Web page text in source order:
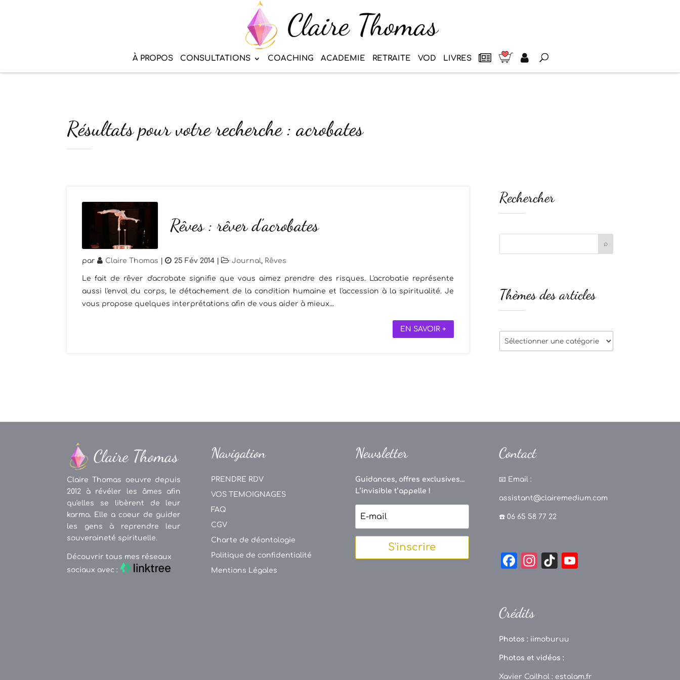
À PROPOS CONSULTATIONS COACHING ACADEMIE RETRAITE VOD LIVRES
Résultats pour votre recherche : acrobates
Rêves : rêver d’acrobates
par Claire Thomas 25 Fév 2014 Journal, Rêves
Le fait de rêver d'acrobate signifie que vous aimez prendre des risques. L'acrobatie représente
aussi l'envol du corps, le détachement de la condition humaine et l'accession à la spiritualité. Je
vous propose quelques interprétations afin de vous aider à mieux...
EN SAVOIR +
Rechercher
Thèmes des articles
Thèmes
des
Claire Thomas oeuvre depuis
2012 à révéler les âmes afin
qu'elles se libèrent de leur
karma. Elle a coeur de guider
les gens à reprendre leur
souveraineté spirituelle.
Découvrir tous mes réseaux
sociaux avec :
Navigation
PRENDRE RDV
VOS TEMOIGNAGES
FAQ
CGV
Charte de déontologie
Politique de confidentialité
Mentions Légales
Newsletter
Guidances, offres exclusives...
L’invisible t’appelle !
S'inscrire
Contact
📧 Email :
assistant@clairemedium.com
☎️ 06 65 58 77 22
F
e
o
o
k
In
a
m
Ti
C
Crédits
Photos : iimoburuu
Photos et vidéos :
Xavier Cailhol : estalam.fr